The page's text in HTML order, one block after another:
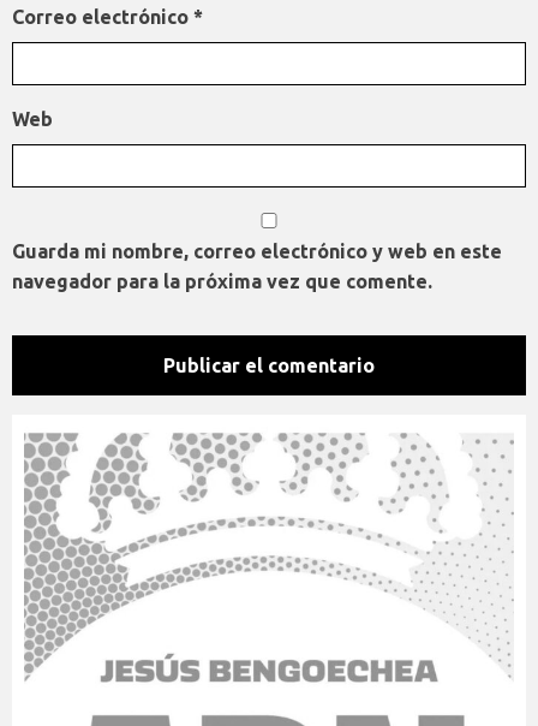
Correo electrónico *
Web
Guarda mi nombre, correo electrónico y web en este
navegador para la próxima vez que comente.